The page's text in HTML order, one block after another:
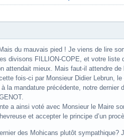
du mauvais pied ! Je viens de lire
divisons FILLION-COPE, et votre liste
attendait mieux. Mais faut-il attendre
fois-ci par Monsieur Didier Lebrun,
la mandature précédente, notre
a ainsi voté avec Monsieur le Maire
et accepter le principe d’un
des Mohicans plutôt sympathique?